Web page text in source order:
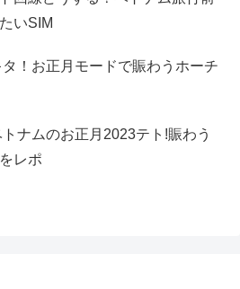
いSIM
！お正月モードで賑わうホーチ
ナムのお正月2023テト!賑わう
レポ